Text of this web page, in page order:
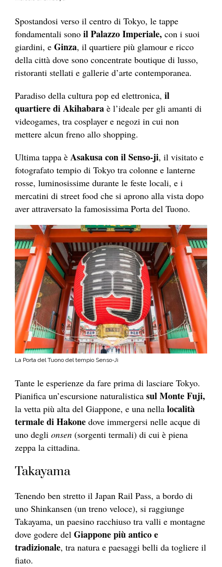
Spostandosi verso il centro di Tokyo, le tappe
fondamentali sono il Palazzo Imperiale, con i suoi
giardini, e Ginza, il quartiere più glamour e ricco
della città dove sono concentrate boutique di lusso,
ristoranti stellati e gallerie d’arte contemporanea.
Paradiso della cultura pop ed elettronica, il
quartiere di Akihabara è l’ideale per gli amanti di
videogames, tra cosplayer e negozi in cui non
mettere alcun freno allo shopping.
Ultima tappa è Asakusa con il Senso-ji, il visitato e
fotografato tempio di Tokyo tra colonne e lanterne
rosse, luminosissime durante le feste locali, e i
mercatini di street food che si aprono alla vista dopo
aver attraversato la famosissima Porta del Tuono.
La Porta del Tuono del tempio Senso-Ji
Tante le esperienze da fare prima di lasciare Tokyo.
Pianifica un’escursione naturalistica sul Monte Fuji,
la vetta più alta del Giappone, e una nella località
termale di Hakone dove immergersi nelle acque di
uno degli onsen (sorgenti termali) di cui è piena
zeppa la cittadina.
Takayama
Tenendo ben stretto il Japan Rail Pass, a bordo di
uno Shinkansen (un treno veloce), si raggiunge
Takayama, un paesino racchiuso tra valli e montagne
dove godere del Giappone più antico e
tradizionale, tra natura e paesaggi belli da togliere il
fiato.